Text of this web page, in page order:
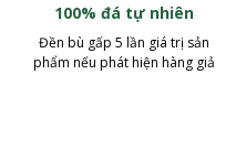
100% đá tự nhiên
Đền bù gấp 5 lần giá trị sản
phẩm nếu phát hiện hàng giả